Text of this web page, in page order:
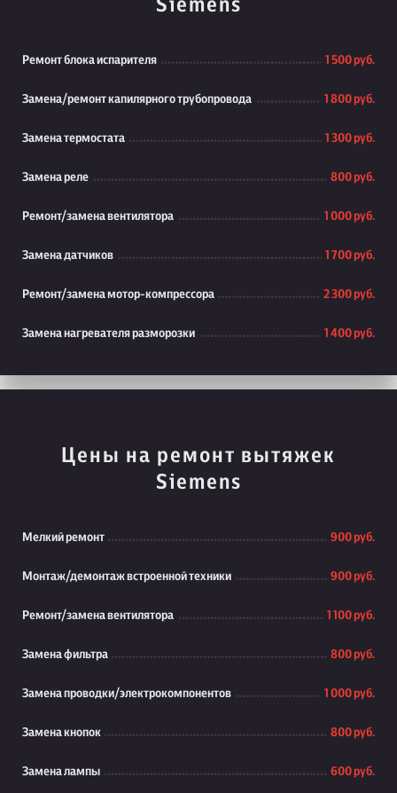
Siemens
Ремонт блока испарителя 1 500 руб.
Замена/ремонт капилярного трубопровода 1 800 руб.
Замена термостата 1 300 руб.
Замена реле 800 руб.
Ремонт/замена вентилятора 1 000 руб.
Замена датчиков 1 700 руб.
Ремонт/замена мотор-компрессора 2 300 руб.
Замена нагревателя разморозки 1 400 руб.
Цены на ремонт вытяжек
Siemens
Мелкий ремонт 900 руб.
Монтаж/демонтаж встроенной техники 900 руб.
Ремонт/замена вентилятора 1 100 руб.
Замена фильтра 800 руб.
Замена проводки/электрокомпонентов 1 000 руб.
Замена кнопок 800 руб.
Замена лампы 600 руб.